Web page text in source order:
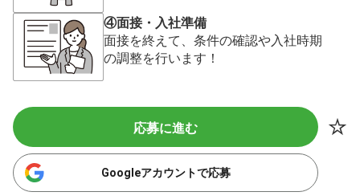
④面接・入社準備
面接を終えて、条件の確認や入社時期
の調整を行います！
応募に進む
Googleアカウントで応募